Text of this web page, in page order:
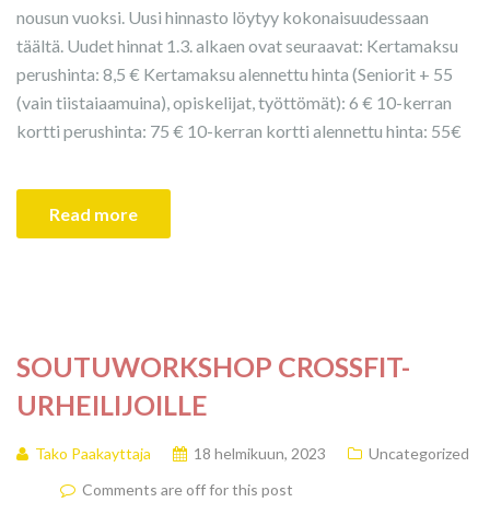
nousun vuoksi. Uusi hinnasto löytyy kokonaisuudessaan
täältä. Uudet hinnat 1.3. alkaen ovat seuraavat: Kertamaksu
perushinta: 8,5 € Kertamaksu alennettu hinta (Seniorit + 55
(vain tiistaiaamuina), opiskelijat, työttömät): 6 € 10-kerran
kortti perushinta: 75 € 10-kerran kortti alennettu hinta: 55€
Read more
SOUTUWORKSHOP CROSSFIT-
URHEILIJOILLE
Tako Paakayttaja 18 helmikuun, 2023
Uncategorized
Comments are off for this post